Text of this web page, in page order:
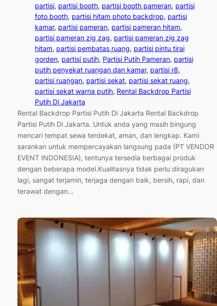
partisi, partisi booth, partisi booth pameran, partisi
foto booth, partisi hitam photo backdrop, partisi
kamar, partisi pameran, partisi pameran hitam
partisi pameran zig zag, partisi pameran zig zag
hitam, partisi pembatas ruang, partisi pintu tirai
gorden, partisi putih, Partisi Putih Pameran, partisi
putih penyekat ruangan dan kamar, partisi r8
partisi ruangan, partisi sekat, partisi sekat ruang
partisi sekat warna putih, Rental Backdrop Partisi
Putih Di Jakarta
Rental Backdrop Partisi Putih Di Jakarta Rental Backdrop
Partisi Putih Di Jakarta. Untuk anda yang masih bingung
mencari tempat sewa terdekat, aman, dan lengkap. Kami
sarankan untuk mempercayakan langsung pada (PT VENDOR
EVENT INDONESIA), tentunya tersedia berbagai produk
dengan beberapa model.Kualitasnya tidak perlu diragukan
lagi, sangat terjamin, terjaga dengan baik, bersih, rapi, dan
terawat dengan…